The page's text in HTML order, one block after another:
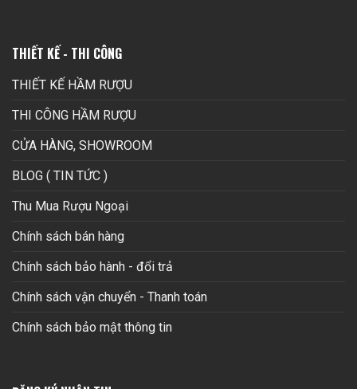
THIẾT KẾ - THI CÔNG
THIẾT KẾ HẦM RƯỢU
THI CÔNG HẦM RƯỢU
CỬA HÀNG, SHOWROOM
BLOG ( TIN TỨC )
Thu Mua Rượu Ngoại
Chính sách bán hàng
Chính sách bảo hành - đổi trả
Chính sách vận chuyển - Thanh toán
Chính sách bảo mật thông tin